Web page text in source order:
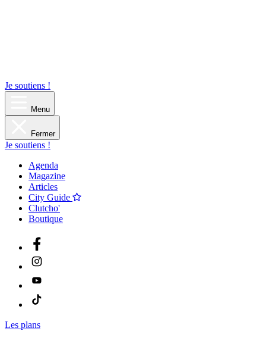
Je soutiens !
Menu
Fermer
Je soutiens !
Agenda
Magazine
Articles
City Guide
Clutcho'
Boutique
Les plans